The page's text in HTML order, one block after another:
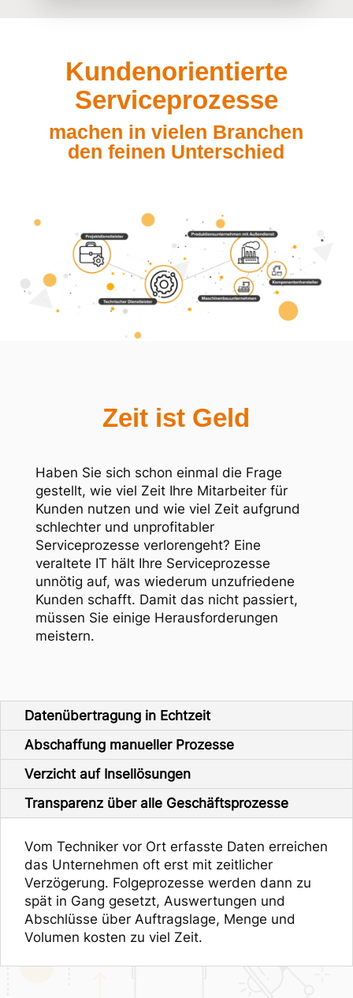
Kundenorientierte
Serviceprozesse
machen in vielen Branchen
den feinen Unterschied
Zeit ist Geld
Haben Sie sich schon einmal die Frage
gestellt, wie viel Zeit Ihre Mitarbeiter für
Kunden nutzen und wie viel Zeit aufgrund
schlechter und unprofitabler
Serviceprozesse verlorengeht? Eine
veraltete IT hält Ihre Serviceprozesse
unnötig auf, was wiederum unzufriedene
Kunden schafft. Damit das nicht passiert,
müssen Sie einige Herausforderungen
meistern.
Datenübertragung in Echtzeit
Abschaffung manueller Prozesse
Verzicht auf Insellösungen
Transparenz über alle Geschäftsprozesse
Vom Techniker vor Ort erfasste Daten erreichen
das Unternehmen oft erst mit zeitlicher
Verzögerung. Folgeprozesse werden dann zu
spät in Gang gesetzt, Auswertungen und
Abschlüsse über Auftragslage, Menge und
Volumen kosten zu viel Zeit.